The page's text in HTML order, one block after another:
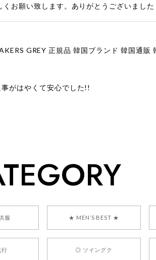
お願い致します。ありがとうございました
がはやくて安心でした!!
服 ★ MEN’S BEST ★
◎ ソイングク